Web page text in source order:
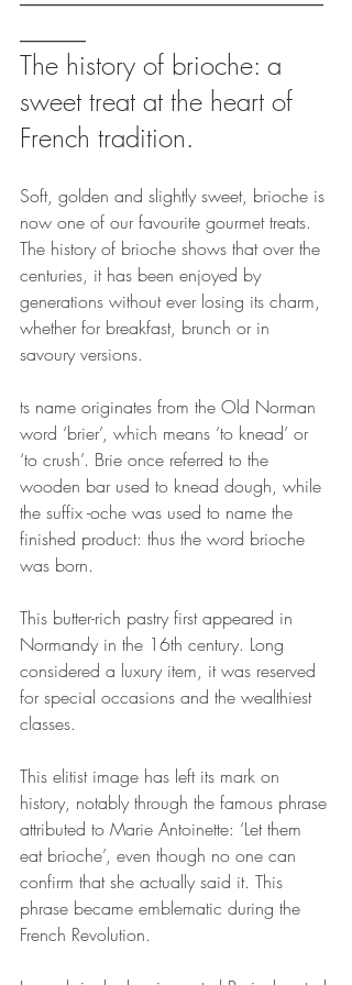
The history of brioche: a
sweet treat at the heart of
French tradition.
Soft, golden and slightly sweet, brioche is
now one of our favourite gourmet treats.
The history of brioche shows that over the
centuries, it has been enjoyed by
generations without ever losing its charm,
whether for breakfast, brunch or in
savoury versions.
ts name originates from the Old Norman
word ‘brier’, which means ‘to knead’ or
‘to crush’. Brie once referred to the
wooden bar used to knead dough, while
the suffix -oche was used to name the
finished product: thus the word brioche
was born.
This butter-rich pastry first appeared in
Normandy in the 16th century. Long
considered a luxury item, it was reserved
for special occasions and the wealthiest
classes.
This elitist image has left its mark on
history, notably through the famous phrase
attributed to Marie Antoinette: ‘Let them
eat brioche’, even though no one can
confirm that she actually said it. This
phrase became emblematic during the
French Revolution.